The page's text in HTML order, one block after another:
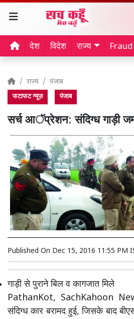
देश विदेश राज्य
राज्य पंजाब
फटाफट न्यूज़ पंजाब
सर्च आॅप्रेशन: संदिग्ध गाड़ी
Published On Dec 15, 2016 11:55 PM
गाड़ी से पुराने बिल व कागजात मिले
PathanKot, SachKahoon
संदिग्ध कार बरामद हुई, जिसके बाद